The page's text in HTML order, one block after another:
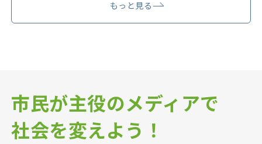
もっと見る
市民が主役のメディアで
社会を変えよう！